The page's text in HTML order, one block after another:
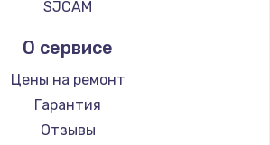
SJCAM
О сервисе
Цены на ремонт
Гарантия
Отзывы